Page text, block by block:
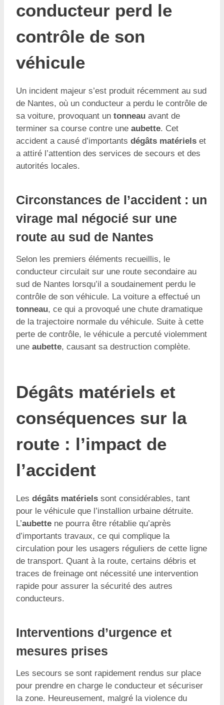
conducteur perd le
contrôle de son
véhicule
Un incident majeur s’est produit récemment au sud
de Nantes, où un conducteur a perdu le contrôle de
sa voiture, provoquant un tonneau avant de
terminer sa course contre une aubette. Cet
accident a causé d’importants dégâts matériels et
a attiré l’attention des services de secours et des
autorités locales.
Circonstances de l’accident : un
virage mal négocié sur une
route au sud de Nantes
Selon les premiers éléments recueillis, le
conducteur circulait sur une route secondaire au
sud de Nantes lorsqu’il a soudainement perdu le
contrôle de son véhicule. La voiture a effectué un
tonneau, ce qui a provoqué une chute dramatique
de la trajectoire normale du véhicule. Suite à cette
perte de contrôle, le véhicule a percuté violemment
une aubette, causant sa destruction complète.
Dégâts matériels et
conséquences sur la
route : l’impact de
l’accident
Les dégâts matériels sont considérables, tant
pour le véhicule que l’installion urbaine détruite.
L’aubette ne pourra être rétablie qu’après
d’importants travaux, ce qui complique la
circulation pour les usagers réguliers de cette ligne
de transport. Quant à la route, certains débris et
traces de freinage ont nécessité une intervention
rapide pour assurer la sécurité des autres
conducteurs.
Interventions d’urgence et
mesures prises
Les secours se sont rapidement rendus sur place
pour prendre en charge le conducteur et sécuriser
la zone. Heureusement, malgré la violence du